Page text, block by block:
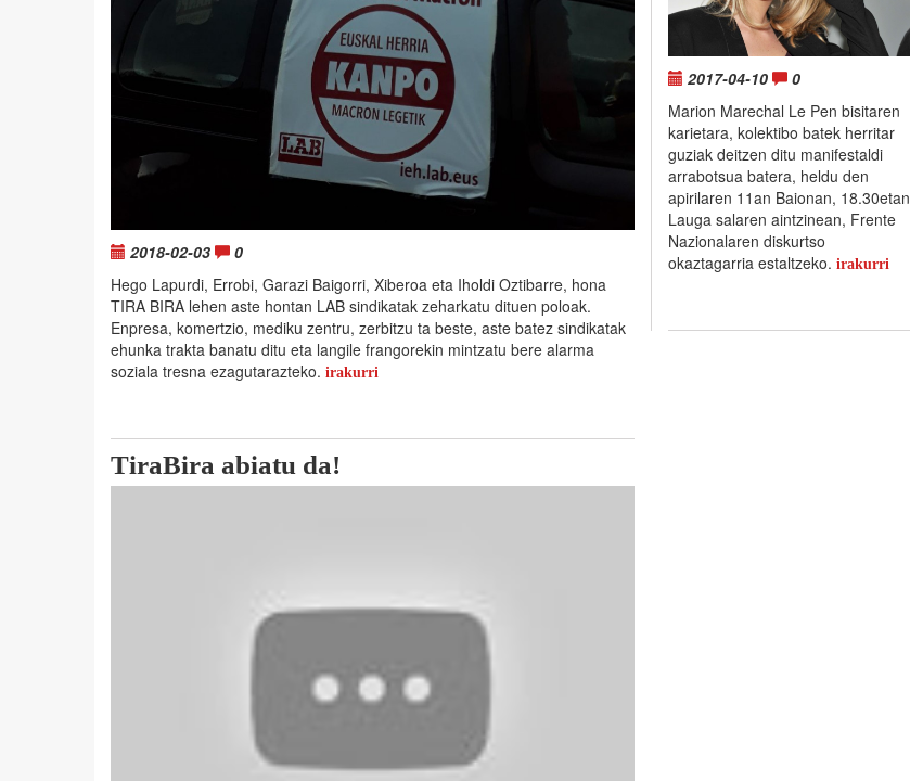
2018-02-03
0
Hego Lapurdi, Errobi, Garazi Baigorri, Xiberoa eta Iholdi Oztibarre, hona
TIRA BIRA lehen aste hontan LAB sindikatak zeharkatu dituen poloak.
Enpresa, komertzio, mediku zentru, zerbitzu ta beste, aste batez sindikatak
ehunka trakta banatu ditu eta langile frangorekin mintzatu bere alarma
soziala tresna ezagutarazteko. irakurri
TiraBira abiatu da!
2017-04-10
0
Marion Marechal Le Pen bisitaren
karietara, kolektibo batek herritar
guziak deitzen ditu manifestaldi
arrabotsua batera, heldu den
apirilaren 11an Baionan, 18.30etan
Lauga salaren aintzinean, Frente
Nazionalaren diskurtso
okaztagarria estaltzeko.irakurri